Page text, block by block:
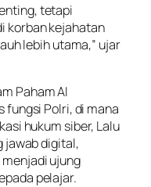
tetapi
korban kejahatan
lebih utama,” ujar
Paham AI
fungsi Polri, di mana
hukum siber, Lalu
jawab digital,
ujung
pelajar.